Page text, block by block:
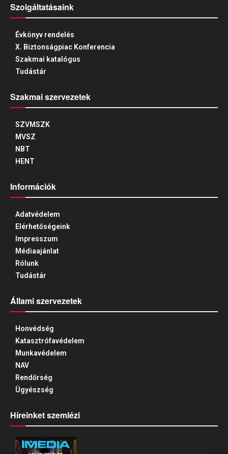
Szolgáltatásaink
Évkönyv rendelés
X. Biztonságpiac Konferencia
Szakmai katalógus
Tudástár
Szakmai szervezetek
SZVMSZK
MVSZ
NBT
HENT
Információk
Adatvédelem
Elérhetőségeink
Impresszum
Médiaajánlat
Rólunk
Tudástár
Állami szervezetek
Honvédség
Katasztrófavédelem
Munkavédelem
NAV
Rendőrség
Ügyészség
Híreinket szemlézi